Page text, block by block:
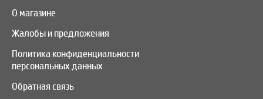
О магазине
Жалобы и предложения
Политика конфиденциальности
персональных данных
Обратная связь